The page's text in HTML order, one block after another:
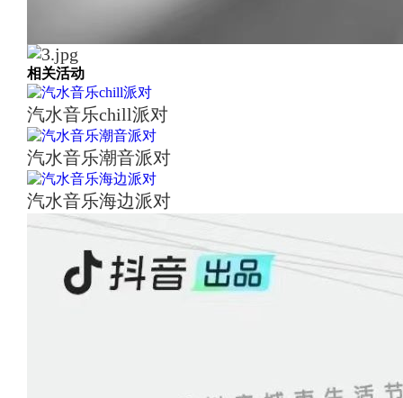
相关活动
汽水音乐chill派对
汽水音乐潮音派对
汽水音乐海边派对